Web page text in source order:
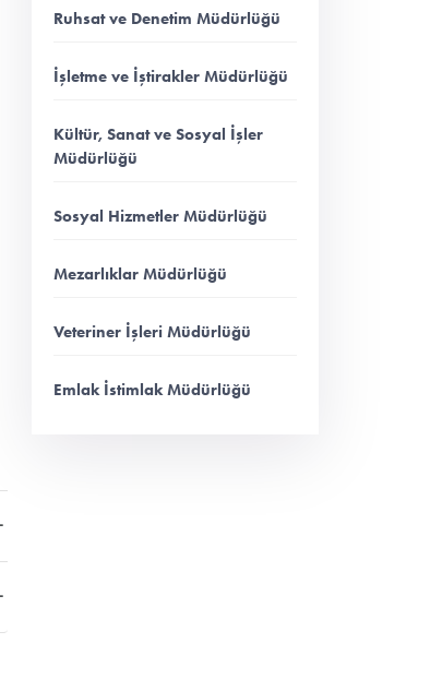
Ruhsat ve Denetim Müdürlüğü
İşletme ve İştirakler Müdürlüğü
Kültür, Sanat ve Sosyal İşler
Müdürlüğü
Sosyal Hizmetler Müdürlüğü
Mezarlıklar Müdürlüğü
Veteriner İşleri Müdürlüğü
Emlak İstimlak Müdürlüğü